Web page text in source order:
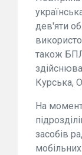
дев'яти
також
Курська,
На
засобів